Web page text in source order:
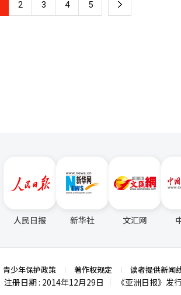
，相当于每分钟约售出140杯。公司在2014年首
延期或在韩就业，因此选择通过非法手段获取考试成绩。
交平台发布公告，宣称可代考TOPIK或使用高
2 3 4 5 下
人民日报 新华社 文汇网
青少年保护政策 著作权规定 读者提供新闻
注册日期 : 2014年12月29日 《亚洲日报》发